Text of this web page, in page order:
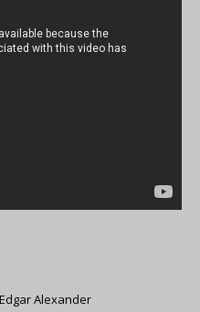
Edgar Alexander